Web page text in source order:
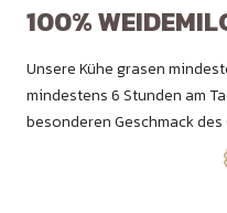
100%
Unsere Kühe grasen
mindestens 6 Stunden am
besonderen Geschmack